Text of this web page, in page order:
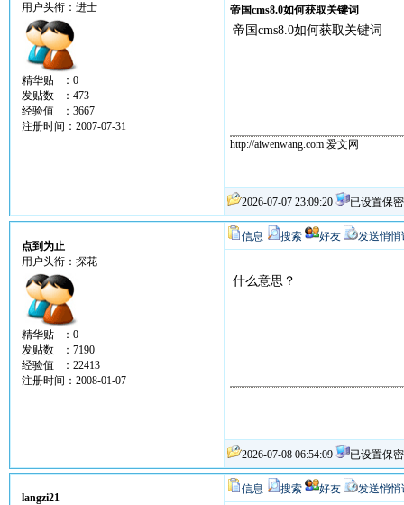
用户头衔：进士
精华贴 ：0
发贴数 ：473
经验值 ：3667
注册时间：2007-07-31
帝国cms8.0如何获取关键词
帝国cms8.0如何获取关键词
http://aiwenwang.com 爱文网
2026-07-07 23:09:20 已设置保密
点到为止
用户头衔：探花
精华贴 ：0
发贴数 ：7190
经验值 ：22413
注册时间：2008-01-07
信息 搜索 好友 发送悄悄
什么意思？
2026-07-08 06:54:09 已设置保密
langzi21
信息 搜索 好友 发送悄悄